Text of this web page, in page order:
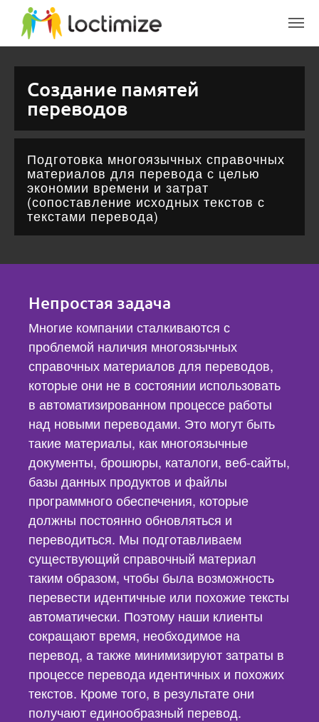
Skip to main content
Создание памятей
переводов
Подготовка многоязычных справочных
материалов для перевода с целью
экономии времени и затрат
(сопоставление исходных текстов с
текстами перевода)
Непростая задача
Многие компании сталкиваются с
проблемой наличия многоязычных
справочных материалов для переводов,
которые они не в состоянии использовать
в автоматизированном процессе работы
над новыми переводами. Это могут быть
такие материалы, как многоязычные
документы, брошюры, каталоги, веб-сайты,
базы данных продуктов и файлы
программного обеспечения, которые
должны постоянно обновляться и
переводиться. Мы подготавливаем
существующий справочный материал
таким образом, чтобы была возможность
перевести идентичные или похожие тексты
автоматически. Поэтому наши клиенты
сокращают время, необходимое на
перевод, а также минимизируют затраты в
процессе перевода идентичных и похожих
текстов. Кроме того, в результате они
получают единообразный перевод.